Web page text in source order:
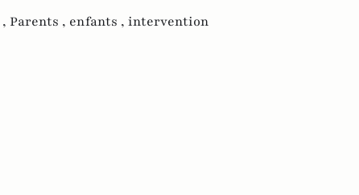
Parents , enfants , intervention